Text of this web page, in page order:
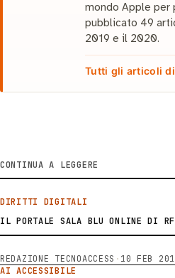
mondo Apple per
pubblicato 49
2019 e il 2020.
Tutti gli articoli
CONTINUA A LEGGERE
DIRITTI DIGITALI
IL PORTALE SALA BLU ONLINE DI
REDAZIONE TECNOACCESS · 10 FEB
AI ACCESSIBILE